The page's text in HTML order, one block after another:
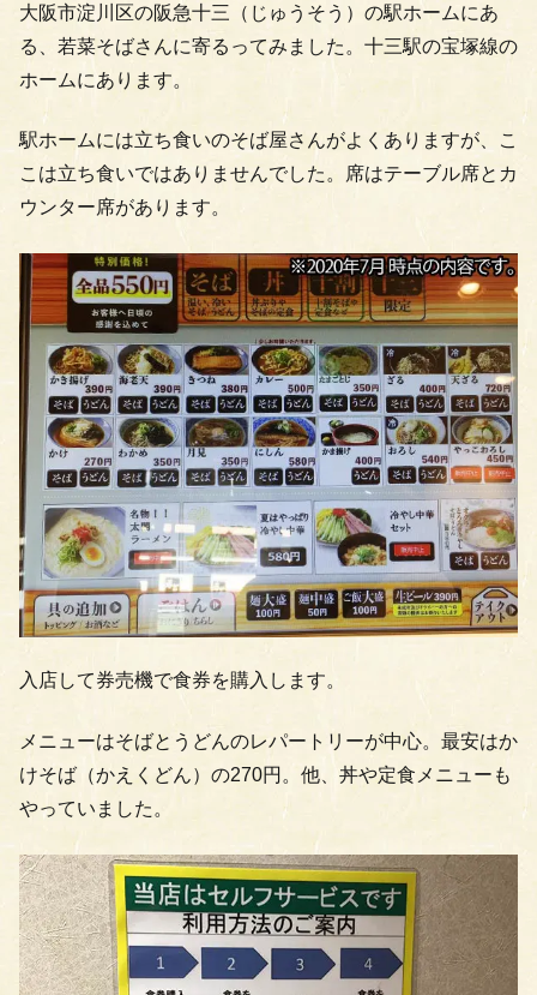
大阪市淀川区の阪急十三（じゅうそう）の駅ホームにあ
る、若菜そばさんに寄るってみました。十三駅の宝塚線の
ホームにあります。
駅ホームには立ち食いのそば屋さんがよくありますが、こ
こは立ち食いではありませんでした。席はテーブル席とカ
ウンター席があります。
入店して券売機で食券を購入します。
メニューはそばとうどんのレパートリーが中心。最安はか
けそば（かえくどん）の270円。他、丼や定食メニューも
やっていました。